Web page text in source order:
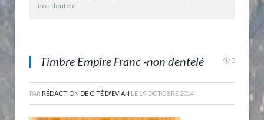
non dentelé
Timbre Empire Franc -non dentelé 0
PAR RÉDACTION DE CITÉ D'EVIAN LE 19 OCTOBRE 2014